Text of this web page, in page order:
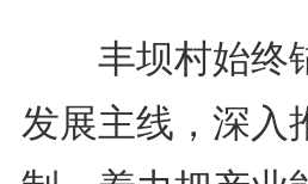
丰坝村始终
发展主线，深入